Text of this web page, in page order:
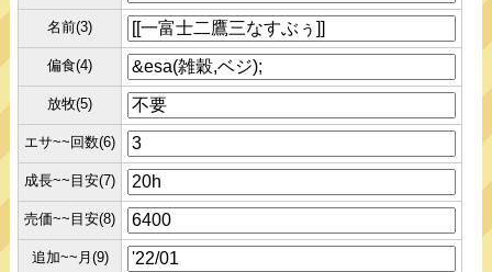
名前(3)
偏食(4)
放牧(5)
エサ~~回数(6)
成長~~目安(7)
売価~~目安(8)
追加~~月(9)